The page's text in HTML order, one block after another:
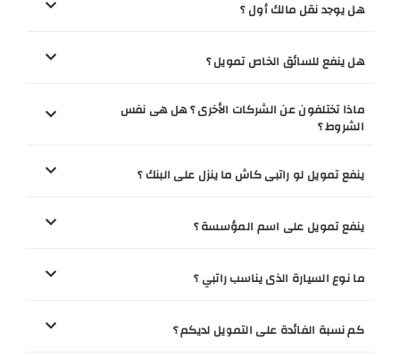
هل يوجد نقل مالك أول ؟
هل ينفع للسائق الخاص تمويل ؟
ماذا تختلفون عن الشركات الأخرى ؟ هل هى نفس
الشروط ؟
ينفع تمويل لو راتبى كاش ما ينزل على البنك ؟
ينفع تمويل على اسم المؤسسة ؟
ما نوع السيارة الذى يناسب راتبي ؟
كم نسبة الفائدة على التمويل لديكم ؟